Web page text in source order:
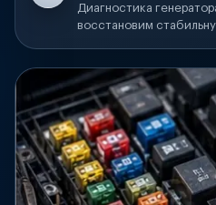
Диагностика
восстановим